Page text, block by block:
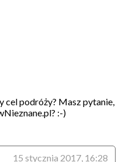
cel podróży? Masz pytanie,
:-)
15 stycznia 2017, 16:28